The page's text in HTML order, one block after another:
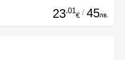
23.01
€ / 45лв.